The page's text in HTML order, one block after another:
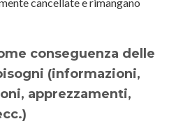
conseguenza delle
(informazioni,
apprezzamenti,